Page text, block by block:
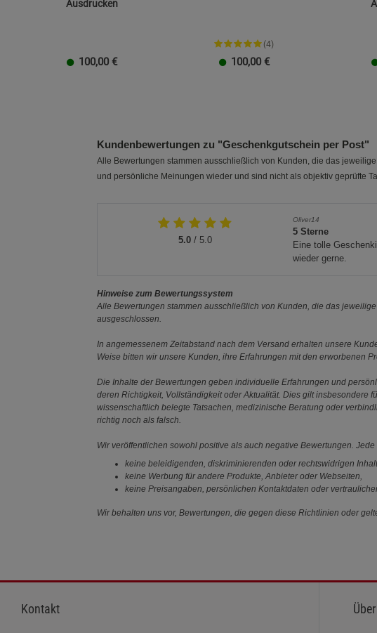
Ausdrucken
100,00 €
(4)
100,00 €
Kundenbewertungen zu "Geschenkgutschein per Post"
Alle Bewertungen stammen ausschließlich von Kunden, die das
und persönliche Meinungen wieder und sind nicht als objektiv geprüfte
5.0/ 5.0
Oliver14
5 Sterne
Eine tolle
wieder gerne.
Hinweise zum Bewertungssystem
Alle Bewertungen stammen ausschließlich von Kunden, die das
ausgeschlossen.
In angemessenem Zeitabstand nach dem Versand erhalten unsere
Weise bitten wir unsere Kunden, ihre Erfahrungen mit den erworbenen
Die Inhalte der Bewertungen geben individuelle Erfahrungen und
deren Richtigkeit, Vollständigkeit oder Aktualität. Dies gilt
wissenschaftlich belegte Tatsachen, medizinische Beratung oder
richtig noch als falsch.
Wir veröffentlichen sowohl positive als auch negative Bewertungen.
keine beleidigenden, diskriminierenden oder rechtswidrigen
keine Werbung für andere Produkte, Anbieter oder Webseiten,
keine Preisangaben, persönlichen Kontaktdaten oder
Wir behalten uns vor, Bewertungen, die gegen diese Richtlinien oder
Kontakt